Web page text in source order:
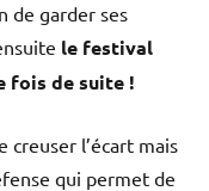
de garder ses
le festival
fois de suite !
creuser l’écart mais
qui permet de